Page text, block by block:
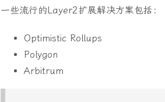
一些流行的Layer2扩展解决方案包括：
Optimistic Rollups
Polygon
Arbitrum